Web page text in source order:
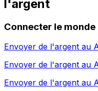
l'argent
Connecter le monde
Envoyer de l'argent au
Envoyer de l'argent au
Envoyer de l'argent au